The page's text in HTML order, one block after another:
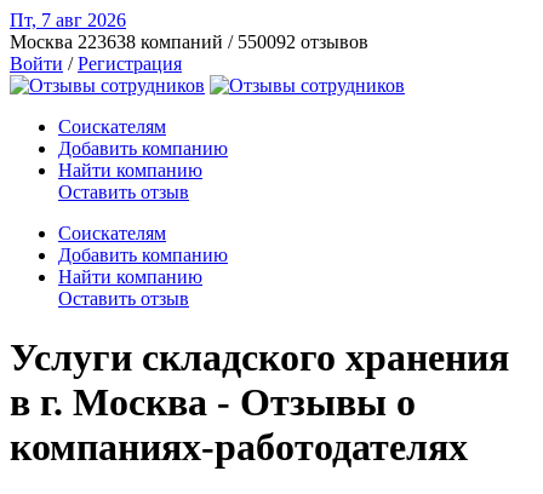
Пт, 7 авг 2026
Москва 223638 компаний / 550092 отзывов
Войти /Регистрация
Соискателям
Добавить компанию
Найти компанию
Оставить отзыв
Соискателям
Добавить компанию
Найти компанию
Оставить отзыв
Услуги складского хранения
в г. Москва - Отзывы о
компаниях-работодателях